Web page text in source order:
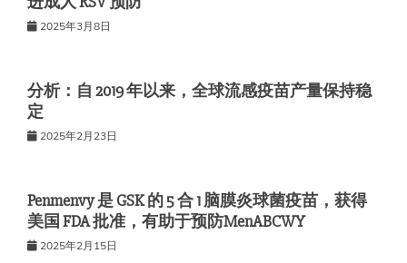
2025年3月8日
分析：自 2019 年以来，全球流感疫苗产量保持稳
定
2025年2月23日
Penmenvy 是 GSK 的 5 合 1 脑膜炎球菌疫苗，获得
美国 FDA 批准，有助于预防MenABCWY
2025年2月15日